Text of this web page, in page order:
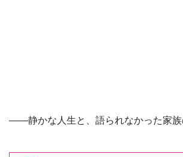
――静かな人生と、語られなかった家族